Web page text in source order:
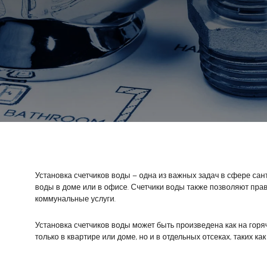
Установка счетчиков воды – одна из важных задач в сфере
воды в доме или в офисе. Счетчики воды также позволяют
коммунальные услуги.
Установка счетчиков воды может быть произведена как на
только в квартире или доме, но и в отдельных отсеках, таких